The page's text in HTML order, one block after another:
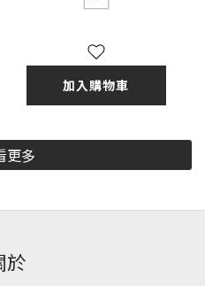
加入購物車
更多
於